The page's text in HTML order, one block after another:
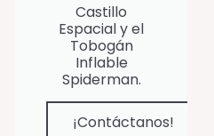
Castillo
Espacial y el
Tobogán
Inflable
Spiderman.
¡Contáctanos!